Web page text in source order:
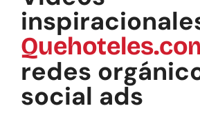
redes
social ads